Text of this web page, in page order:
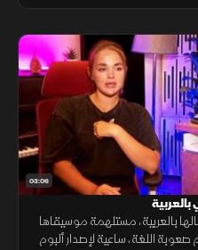
03:06
بالعربية، مستلهمة موسيقاها
صعوبة اللغة، ساعية لإصدار ألبوم